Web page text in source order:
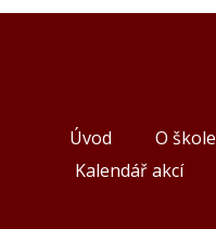
Úvod O škole
Kalendář akcí